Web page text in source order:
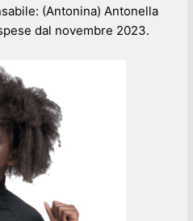
(Antonina) Antonella
dal novembre 2023.